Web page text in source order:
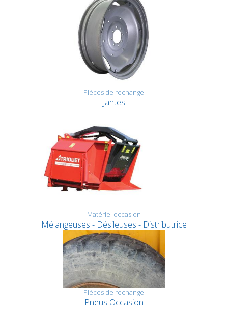
Pièces de rechange
Jantes
Matériel occasion
Mélangeuses - Désileuses - Distributrice
Pièces de rechange
Pneus Occasion